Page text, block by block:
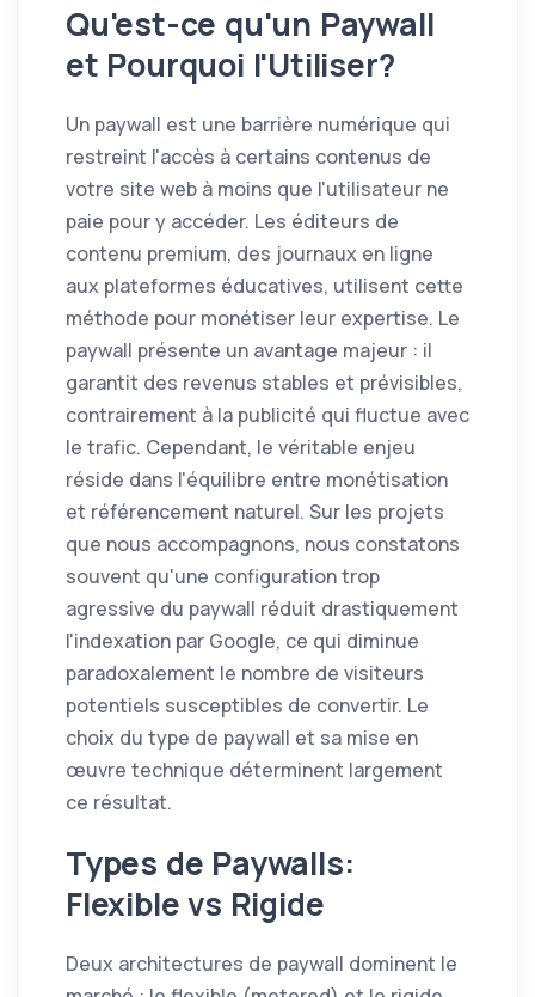
Qu'est-ce qu'un Paywall
et Pourquoi l'Utiliser?
Un paywall est une barrière numérique qui
restreint l'accès à certains contenus de
votre site web à moins que l'utilisateur ne
paie pour y accéder. Les éditeurs de
contenu premium, des journaux en ligne
aux plateformes éducatives, utilisent cette
méthode pour monétiser leur expertise. Le
paywall présente un avantage majeur : il
garantit des revenus stables et prévisibles,
contrairement à la publicité qui fluctue avec
le trafic. Cependant, le véritable enjeu
réside dans l'équilibre entre monétisation
et référencement naturel. Sur les projets
que nous accompagnons, nous constatons
souvent qu'une configuration trop
agressive du paywall réduit drastiquement
l'indexation par Google, ce qui diminue
paradoxalement le nombre de visiteurs
potentiels susceptibles de convertir. Le
choix du type de paywall et sa mise en
œuvre technique déterminent largement
ce résultat.
Types de Paywalls:
Flexible vs Rigide
Deux architectures de paywall dominent le